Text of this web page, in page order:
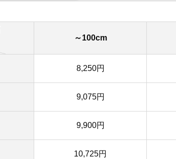
～100cm
8,250円
9,075円
9,900円
10,725円